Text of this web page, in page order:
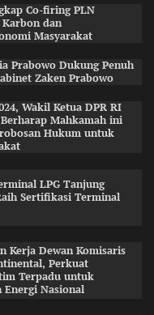
Co-firing PLN
dan
Masyarakat
Prabowo Dukung Penuh
Zaken Prabowo
Wakil Ketua DPR RI
Mahkamah ini
Hukum untuk
LPG Tanjung
Sertifikasi Terminal
Kerja Dewan Komisaris
Perkuat
Terpadu untuk
Energi Nasional